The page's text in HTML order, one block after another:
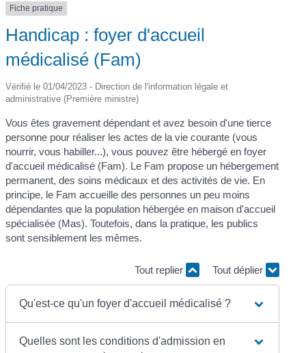
Fiche pratique
Handicap : foyer d'accueil
médicalisé (Fam)
Vérifié le 01/04/2023 - Direction de l'information légale et
administrative (Première ministre)
Vous êtes gravement dépendant et avez besoin d'une tierce
personne pour réaliser les actes de la vie courante (vous
nourrir, vous habiller...), vous pouvez être hébergé en foyer
d'accueil médicalisé (Fam). Le Fam propose un hébergement
permanent, des soins médicaux et des activités de vie. En
principe, le Fam accueille des personnes un peu moins
dépendantes que la population hébergée en maison d'accueil
spécialisée (Mas). Toutefois, dans la pratique, les publics
sont sensiblement les mêmes.
Tout replier Tout déplier
Qu'est-ce qu'un foyer d'accueil médicalisé ?
Quelles sont les conditions d'admission en